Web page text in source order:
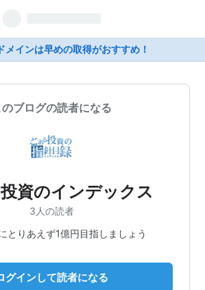
メインは早めの取得がおすすめ！
のブログの読者になる
資のインデックス
3人の読者
とりあえず1億円目指しましょう
グインして読者になる